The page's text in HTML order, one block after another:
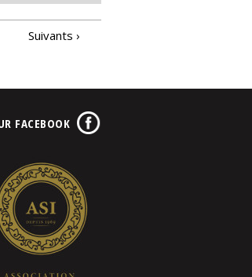
Suivants ›
FACEBOOK